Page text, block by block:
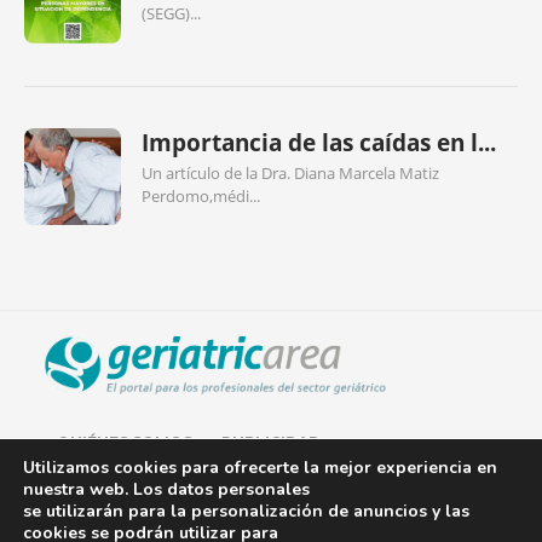
(SEGG)...
Importancia de las caídas en l...
Un artículo de la Dra. Diana Marcela Matiz
Perdomo,médi...
QUIÉNES SOMOS PUBLICIDAD
AVISO LEGAL
Utilizamos cookies para ofrecerte la mejor experiencia en
nuestra web. Los datos personales
se utilizarán para la personalización de anuncios y las
cookies se podrán utilizar para